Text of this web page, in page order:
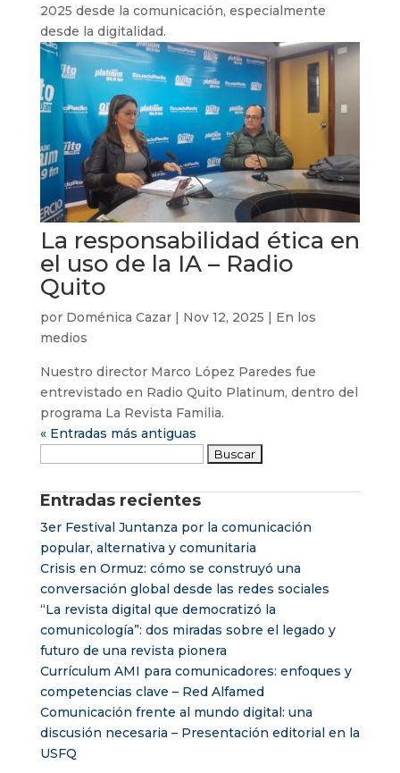
2025 desde la comunicación, especialmente
desde la digitalidad.
La responsabilidad ética en
el uso de la IA – Radio
Quito
por Doménica Cazar| Nov 12, 2025 | En los
medios
Nuestro director Marco López Paredes fue
entrevistado en Radio Quito Platinum, dentro del
programa La Revista Familia.
« Entradas más antiguas
Entradas recientes
3er Festival Juntanza por la comunicación
popular, alternativa y comunitaria
Crisis en Ormuz: cómo se construyó una
conversación global desde las redes sociales
“La revista digital que democratizó la
comunicología”: dos miradas sobre el legado y
futuro de una revista pionera
Currículum AMI para comunicadores: enfoques y
competencias clave – Red Alfamed
Comunicación frente al mundo digital: una
discusión necesaria – Presentación editorial en la
USFQ